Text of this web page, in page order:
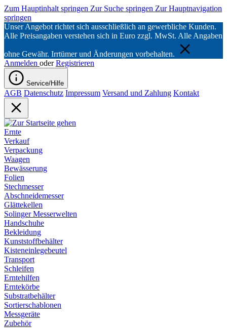
Zum Hauptinhalt springen Zur Suche springen Zur Hauptnavigation
springen
Unser Angebot richtet sich ausschließlich an gewerbliche Kunden.
Alle Preisangaben verstehen sich in Euro zzgl. MwSt. Alle Angaben
ohne Gewähr. Irrtümer und Änderungen vorbehalten.
Anmelden oder Registrieren
Service/Hilfe
AGB Datenschutz Impressum Versand und Zahlung Kontakt
Ernte
Verkauf
Verpackung
Waagen
Bewässerung
Folien
Stechmesser
Abschneidemesser
Glättekellen
Solinger Messerwelten
Handschuhe
Bekleidung
Kunststoffbehälter
Kisteneinlegebeutel
Transport
Schleifen
Erntehilfen
Erntekörbe
Substratbehälter
Sortierschablonen
Messgeräte
Zubehör